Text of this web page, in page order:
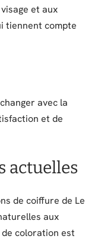
et aux
tiennent compte
avec la
et de
actuelles
de coiffure de Le
aux
coloration est